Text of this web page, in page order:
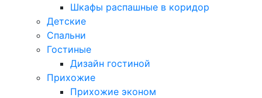
Шкафы распашные в коридор
Детские
Спальни
Гостиные
Дизайн гостиной
Прихожие
Прихожие эконом